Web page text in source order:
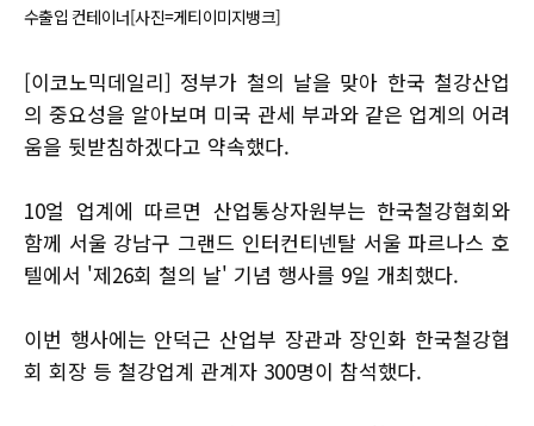
수출입 컨테이너[사진=게티이미지뱅크]
[이코노믹데일리] 정부가 철의 날을 맞아 한국 철강산업
의 중요성을 알아보며 미국 관세 부과와 같은 업계의 어려
움을 뒷받침하겠다고 약속했다.
10얼 업계에 따르면 산업통상자원부는 한국철강협회와
함께 서울 강남구 그랜드 인터컨티넨탈 서울 파르나스 호
텔에서 '제26회 철의 날' 기념 행사를 9일 개최했다.
이번 행사에는 안덕근 산업부 장관과 장인화 한국철강협
회 회장 등 철강업계 관계자 300명이 참석했다.